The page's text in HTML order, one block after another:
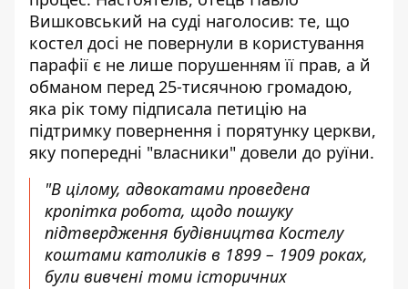
Вишковський на суді наголосив: те, що
костел досі не повернули в користування
парафії є не лише порушенням її прав, а й
обманом перед 25-тисячною громадою,
яка рік тому підписала петицію на
підтримку повернення і порятунку церкви,
яку попередні "власники" довели до руїни.
"В цілому, адвокатами проведена
кропітка робота, щодо пошуку
підтвердження будівництва Костелу
коштами католиків в 1899 – 1909 роках,
були вивчені томи історичних